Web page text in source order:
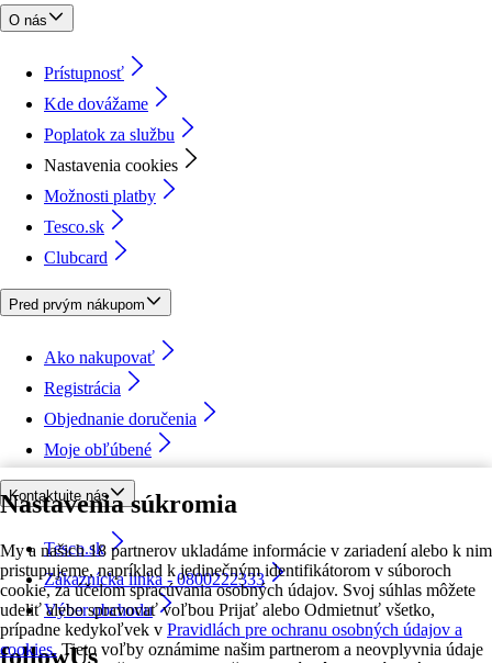
Nastavenia súkromia
My a našich 18 partnerov ukladáme informácie v zariadení alebo k nim
pristupujeme, napríklad k jedinečným identifikátorom v súboroch
cookie, za účelom spracúvania osobných údajov. Svoj súhlas môžete
udeliť alebo spravovať voľbou Prijať alebo Odmietnuť všetko,
prípadne kedykoľvek v Pravidlách pre ochranu osobných údajov a
cookies. Tieto voľby oznámime našim partnerom a neovplyvnia údaje
O nás
Prístupnosť
Kde dovážame
Poplatok za službu
Nastavenia cookies
Možnosti platby
Tesco.sk
Clubcard
Pred prvým nákupom
Ako nakupovať
Registrácia
Objednanie doručenia
Moje obľúbené
Kontaktujte nás
Tesco.sk
Zákaznícka linka - 0800222333
Výber obchodu
followUs